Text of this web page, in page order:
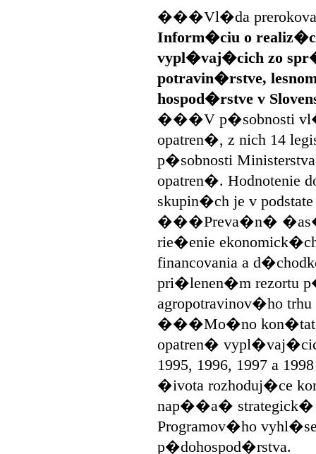
���Vl�da
Inform�ciu o
vypl�vaj�cich zo
potravin�rstve,
hospod�rstve v
���V p�sobnosti
opatren�, z nich 14
p�sobnosti
opatren�. Hodnotenie
skupin�ch je v
���Preva�n� �as�
rie�enie
financovania a
pri�lenen�m rezortu
agropotravinov�ho
���Mo�no
opatren�
1995, 1996, 1997 a
�ivota rozhoduj�ce
nap��a� strategick�
Programov�ho
p�dohospod�rstva.